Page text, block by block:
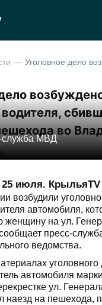
во
служба МВД
25 июля. КрыльяTV
возбудили
автомобиля,
женщину на ул.
пресс-
ведомства.
автомобиля
ул.
наезд на пешехода,